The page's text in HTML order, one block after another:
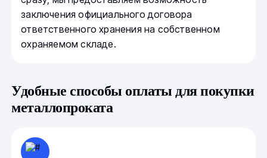
заключения официального договора
ответственного хранения на собственном
охраняемом складе.
Удобные способы оплаты для покупки
металлопроката